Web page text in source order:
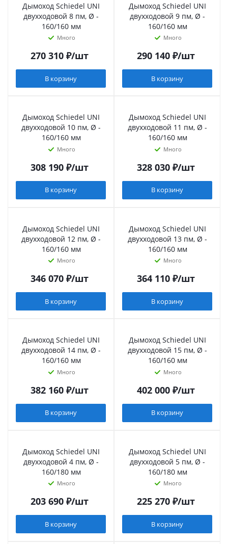
Дымоход Schiedel UNI
двухходовой 8 пм, Ø -
160/160 мм
Много
270 310₽/шт
В корзину
Дымоход Schiedel UNI
двухходовой 9 пм, Ø -
160/160 мм
Много
290 140₽/шт
В корзину
Дымоход Schiedel UNI
двухходовой 10 пм, Ø -
160/160 мм
Много
308 190₽/шт
В корзину
Дымоход Schiedel UNI
двухходовой 11 пм, Ø -
160/160 мм
Много
328 030₽/шт
В корзину
Дымоход Schiedel UNI
двухходовой 12 пм, Ø -
160/160 мм
Много
346 070₽/шт
В корзину
Дымоход Schiedel UNI
двухходовой 13 пм, Ø -
160/160 мм
Много
364 110₽/шт
В корзину
Дымоход Schiedel UNI
двухходовой 14 пм, Ø -
160/160 мм
Много
382 160₽/шт
В корзину
Дымоход Schiedel UNI
двухходовой 15 пм, Ø -
160/160 мм
Много
402 000₽/шт
В корзину
Дымоход Schiedel UNI
двухходовой 4 пм, Ø -
160/180 мм
Много
203 690₽/шт
В корзину
Дымоход Schiedel UNI
двухходовой 5 пм, Ø -
160/180 мм
Много
225 270₽/шт
В корзину